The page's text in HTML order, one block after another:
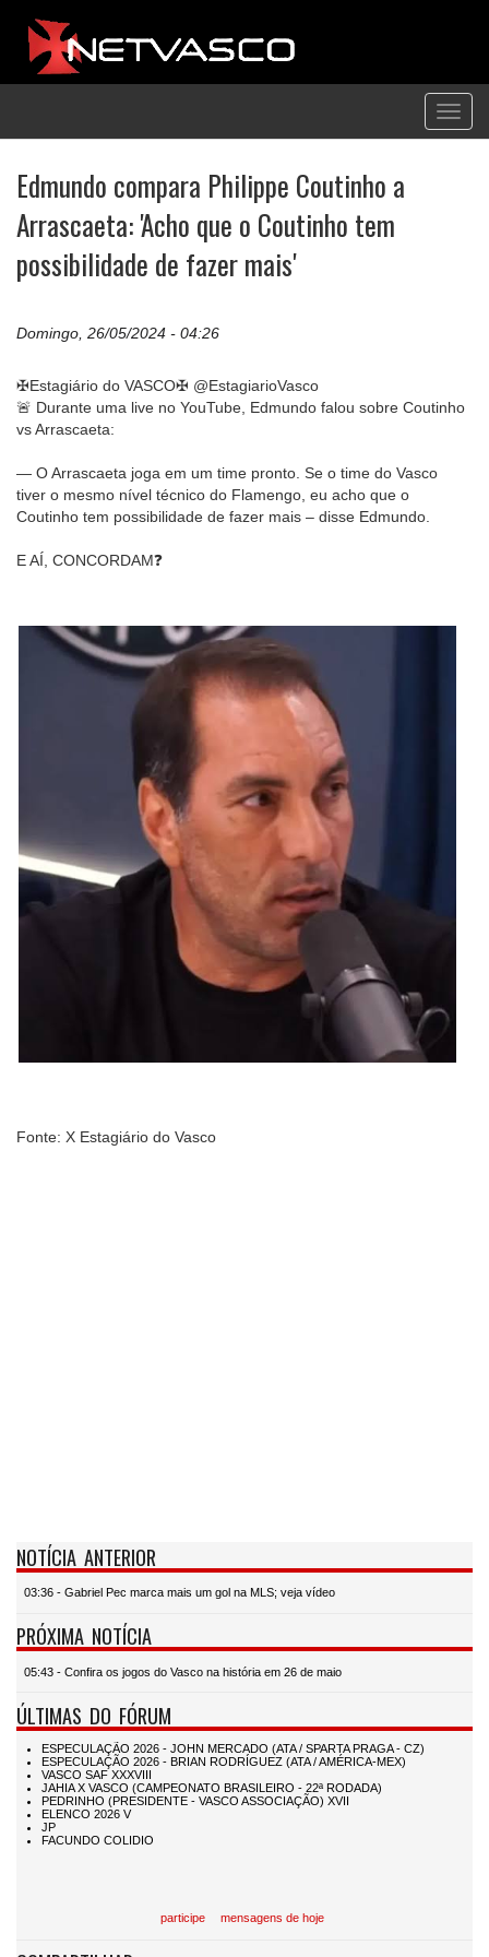
Edmundo compara Philippe Coutinho a
Arrascaeta: 'Acho que o Coutinho tem
possibilidade de fazer mais'
Domingo, 26/05/2024 - 04:26
✠Estagiário do VASCO✠ @EstagiarioVasco
🚨 Durante uma live no YouTube, Edmundo falou sobre Coutinho
vs Arrascaeta:
— O Arrascaeta joga em um time pronto. Se o time do Vasco
tiver o mesmo nível técnico do Flamengo, eu acho que o
Coutinho tem possibilidade de fazer mais – disse Edmundo.
E AÍ, CONCORDAM❓️
Fonte: X Estagiário do Vasco
NOTÍCIA ANTERIOR
03:36 - Gabriel Pec marca mais um gol na MLS; veja vídeo
PRÓXIMA NOTÍCIA
05:43 - Confira os jogos do Vasco na história em 26 de maio
ÚLTIMAS DO FÓRUM
participe mensagens de hoje